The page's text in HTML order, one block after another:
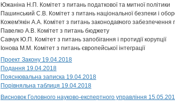
Южаніна Н.П. Комітет з питань податкової та митної політики
Пашинський С.В. Комітет з питань національної безпеки і
Кожем'якін А.А. Комітет з питань законодавчого забезпечення
Павелко А.В. Комітет з питань бюджету
Савчук Ю.П. Комітет з питань запобігання і протидії корупції
Іонова М.М. Комітет з питань європейської інтеграції
Проект Закону 19.04.2018
Подання 19.04.2018
Пояснювальна записка 19.04.2018
Порівняльна таблиця 19.04.2018
Висновок Головного науково-експертного управління